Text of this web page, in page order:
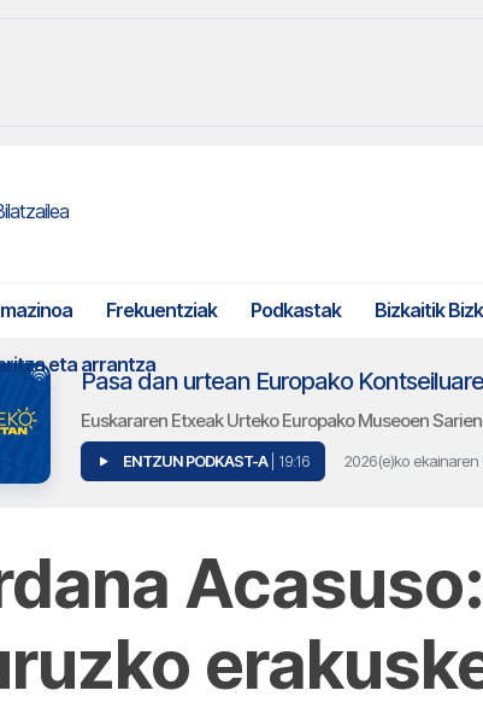
Frekuentziak Podkastak Bizkaitik
eta arrantza
Pasa dan urtean Europako
Euskararen Etxeak Urteko Europako Museoen
ENTZUN PODKAST-A | 19:16 2026(e)ko ekainaren